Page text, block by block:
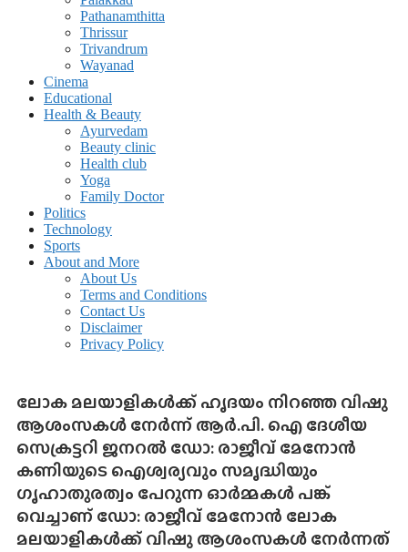
Pathanamthitta
Thrissur
Trivandrum
Wayanad
Cinema
Educational
Health & Beauty
Ayurvedam
Beauty clinic
Health club
Yoga
Family Doctor
Politics
Technology
Sports
About and More
About Us
Terms and Conditions
Contact Us
Disclaimer
Privacy Policy
ലോക മലയാളികൾക്ക് ഹൃദയം നിറഞ്ഞ വിഷു
ആശംസകൾ നേർന്ന്‌ ആർ.പി. ഐ ദേശീയ
സെക്രട്ടറി ജനറൽ ഡോ: രാജീവ് മേനോൻ
കണിയുടെ ഐശ്വര്യവും സമൃദ്ധിയും
ഗൃഹാതുരത്വം പേറുന്ന ഓർമ്മകൾ പങ്ക്
വെച്ചാണ് ഡോ: രാജീവ് മേനോൻ ലോക
മലയാളികൾക്ക് വിഷു ആശംസകൾ നേർന്നത്